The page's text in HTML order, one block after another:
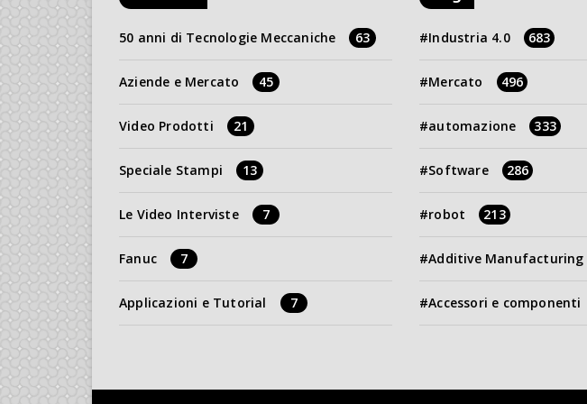
50 anni di Tecnologie Meccaniche 63
Aziende e Mercato 45
Video Prodotti 21
Speciale Stampi 13
Le Video Interviste 7
Fanuc 7
Applicazioni e Tutorial 7
Industria 4.0 683
Mercato 496
automazione 333
Software 286
robot 213
Additive Manufacturing
Accessori e componenti